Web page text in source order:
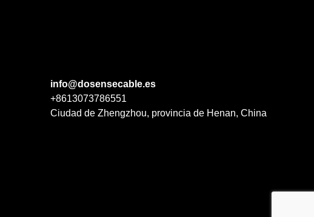
info@dosensecable.es
+8613073786551
Ciudad de Zhengzhou, provincia de Henan, China